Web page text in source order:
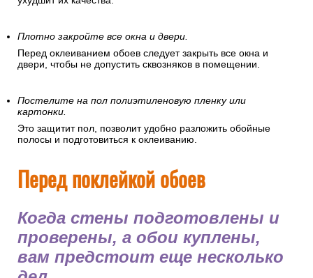
Плотно закройте все окна и двери.
Перед оклеиванием обоев следует закрыть все окна и
двери, чтобы не допустить сквозняков в помещении.
Постелите на пол полиэтиленовую пленку или
картонки.
Это защитит пол, позволит удобно разложить обойные
полосы и подготовиться к оклеиванию.
Перед поклейкой обоев
Когда стены подготовлены и
проверены, а обои куплены,
вам предстоит еще несколько